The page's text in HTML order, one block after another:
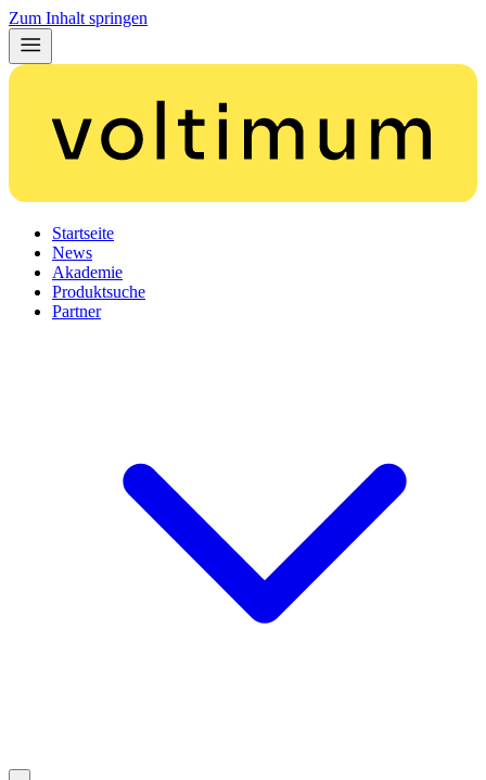
Zum Inhalt springen
Startseite
News
Akademie
Produktsuche
Partner